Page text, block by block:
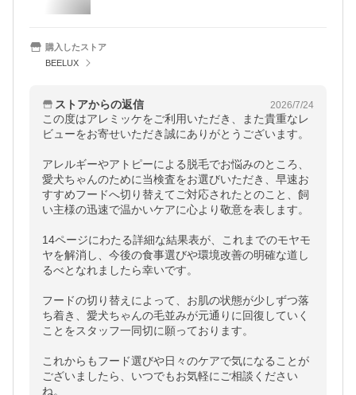
購入したストア
BEELUX
ストアからの返信 2026/7/24
この度はアレミッケをご利用いただき、また貴重なレ
ビューをお寄せいただき誠にありがとうございます。
アレルギーやアトピーによる脱毛でお悩みのところ、
愛犬ちゃんのために当検査をお選びいただき、早速お
すすめフードへ切り替えてご対応されたとのこと、飼
い主様の迅速で温かいケアに心より敬意を表します。
14ページにわたる詳細な結果表が、これまでのモヤモ
ヤを解消し、今後の食事選びや環境改善の明確な道し
るべとなれましたら幸いです。
フードの切り替えによって、お肌の状態が少しずつ落
ち着き、愛犬ちゃんの毛並みが元通りに回復していく
ことをスタッフ一同切に願っております。
これからもフード選びや日々のケアで気になることが
ございましたら、いつでもお気軽にご相談ください
ね。